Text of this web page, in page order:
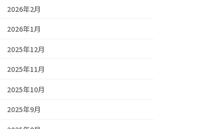
2026年2月
2026年1月
2025年12月
2025年11月
2025年10月
2025年9月